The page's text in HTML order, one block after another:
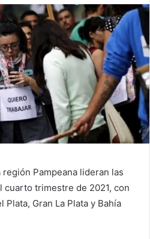
Pampeana lideran las
cuarto trimestre de 2021, con
Plata, Gran La Plata y Bahía